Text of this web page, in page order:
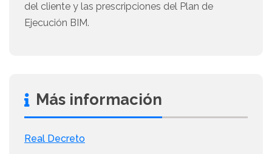
del cliente y las prescripciones del Plan de
Ejecución BIM.
Más información
Real Decreto